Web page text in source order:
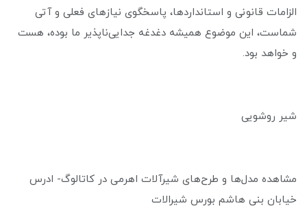
الزامات قانونی و استانداردها، پاسخگوی نیازهای فعلی و آتی
شماست، این موضوع همیشه دغدغه جدایی‌ناپذیر ما بوده، هست
و خواهد بود.
شیر روشویی
مشاهده مدل‌ها و طرح‌های شیرآلات اهرمی در کاتالوگ- ادرس
خیابان بنی هاشم بورس شیرالات